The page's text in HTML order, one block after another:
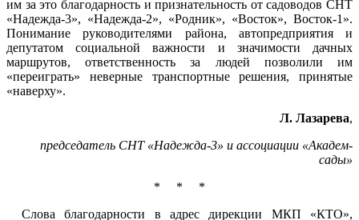
им за это благодарность и признательность от садоводов СНТ
«Надежда-3», «Надежда-2», «Родник», «Восток», Восток-1».
Понимание руководителями района, автопредприятия и
депутатом социальной важности и значимости дачных
маршрутов, ответственность за людей позволили им
«переиграть» неверные транспортные решения, принятые
«наверху».
Л. Лазарева,
председатель СНТ «Надежда-3» и ассоциации «Академ-
сады»
*
*
*
Слова благодарности в адрес дирекции МКП «КТО»,